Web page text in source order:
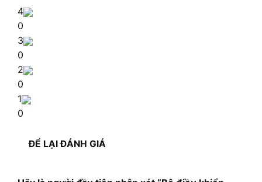
4
0
3
0
2
0
1
0
ĐỂ LẠI ĐÁNH GIÁ